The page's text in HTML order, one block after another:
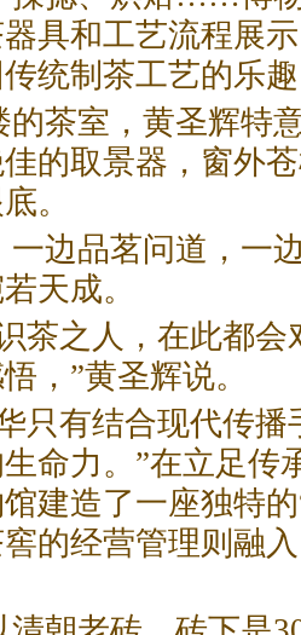
具和工艺流程展
统制茶工艺的乐
的茶室，黄圣辉特
的取景器，窗外
。
一边品茗问道，一
天成。
茶之人，在此都会
，”黄圣辉说。
只有结合现代传
命力。”在立足传
建造了一座独特
的经营管理则融